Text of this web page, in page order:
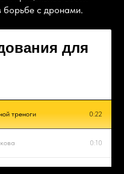
для
треноги 0:22
0:10
борьбе с дронами.